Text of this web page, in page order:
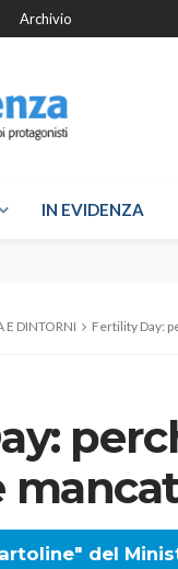
Archivio
IN EVIDENZA
E DINTORNI Fertility Day:
del